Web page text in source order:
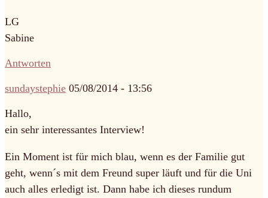
LG
Sabine
Antworten
sundaystephie 05/08/2014 - 13:56
Hallo,
ein sehr interessantes Interview!
Ein Moment ist für mich blau, wenn es der Familie gut
geht, wenn´s mit dem Freund super läuft und für die Uni
auch alles erledigt ist. Dann habe ich dieses rundum